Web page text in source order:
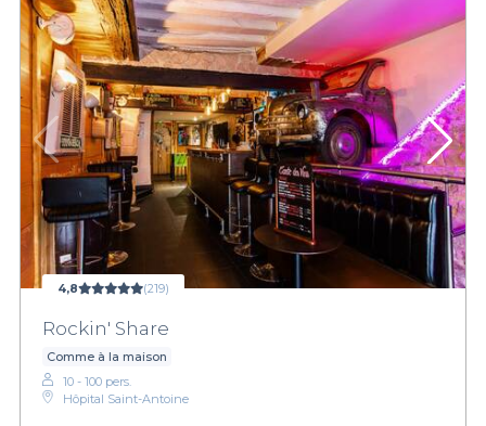
4,8 (219)
Rockin' Share
Comme à la maison
10 - 100 pers.
Hôpital Saint-Antoine